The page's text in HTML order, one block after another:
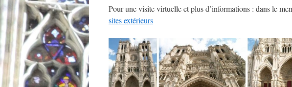
Pour une visite virtuelle et plus d’informations : dans le
sites extérieurs